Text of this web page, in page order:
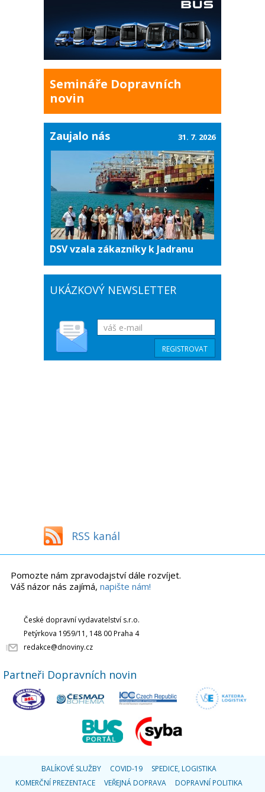
Semináře Dopravních
novin
Zaujalo nás
DSV vzala zákazníky k Jadranu
31. 7. 2026
UKÁZKOVÝ NEWSLETTER
RSS kanál
Pomozte nám zpravodajství dále rozvíjet.
Váš názor nás zajímá, napište nám!
České dopravní vydavatelství s.r.o.
Petýrkova 1959/11, 148 00 Praha 4
redakce@dnoviny.cz
Partneři Dopravních novin
BALÍKOVÉ SLUŽBY COVID-19
SPEDICE, LOGISTIKA
KOMERČNÍ PREZENTACE
VEŘEJNÁ DOPRAVA DOPRAVNÍ POLITIKA